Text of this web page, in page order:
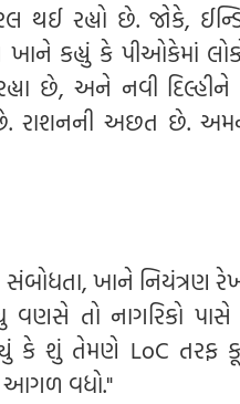
થઈ રહ્યો છે. જોકે,
ખાને કહ્યું કે પીઓકેમાં
છે, અને નવી દિલ્હીને
રાશનની અછત છે.
ખાને નિયંત્રણ
વણસે તો નાગરિકો પાસે
કે શું તેમણે LoC તરફ
આગળ વધો."